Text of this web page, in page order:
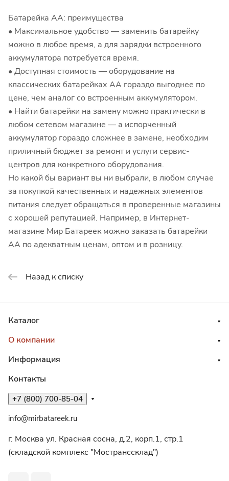
Батарейка АА: преимущества
• Максимальное удобство — заменить батарейку
можно в любое время, а для зарядки встроенного
аккумулятора потребуется время.
• Доступная стоимость — оборудование на
классических батарейках АА гораздо выгоднее по
цене, чем аналог со встроенным аккумулятором.
• Найти батарейки на замену можно практически в
любом сетевом магазине — а испорченный
аккумулятор гораздо сложнее в замене, необходим
приличный бюджет за ремонт и услуги сервис-
центров для конкретного оборудования.
Но какой бы вариант вы ни выбрали, в любом случае
за покупкой качественных и надежных элементов
питания следует обращаться в проверенные магазины
с хорошей репутацией. Например, в Интернет-
магазине Мир Батареек можно заказать батарейки
АА по адекватным ценам, оптом и в розницу.
Назад к списку
Каталог
О компании
Информация
Контакты
+7 (800) 700-85-04
info@mirbatareek.ru
г. Москва ул. Красная сосна, д.2, корп.1, стр.1
(складской комплекс "Мостранссклад")